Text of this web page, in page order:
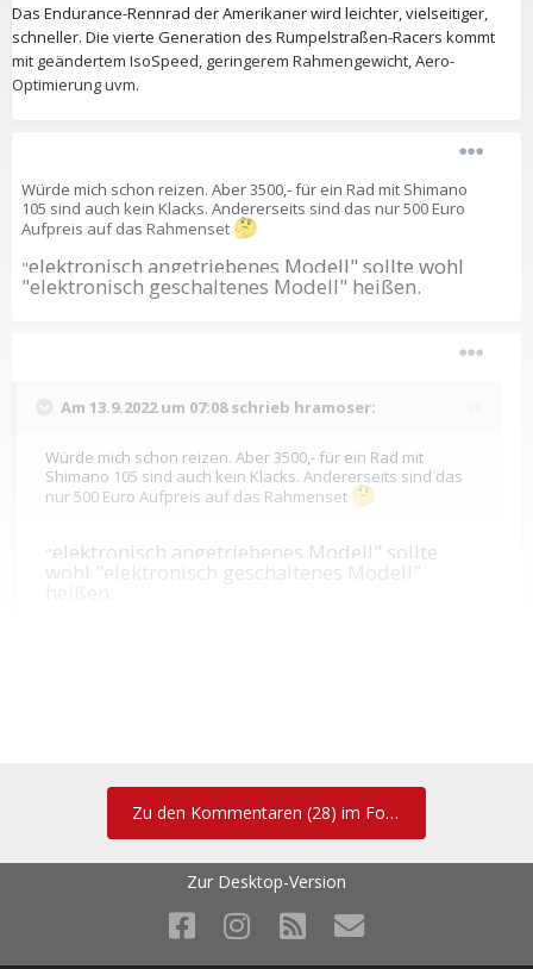
Das Endurance-Rennrad der Amerikaner wird leichter, vielseitiger,
schneller. Die vierte Generation des Rumpelstraßen-Racers kommt
mit geändertem IsoSpeed, geringerem Rahmengewicht, Aero-
Optimierung uvm.
Würde mich schon reizen. Aber 3500,- für ein Rad mit Shimano
105 sind auch kein Klacks. Andererseits sind das nur 500 Euro
Aufpreis auf das Rahmenset 🤔
"elektronisch angetriebenes Modell" sollte wohl
"elektronisch geschaltenes Modell" heißen.
Am 13.9.2022 um 07:08 schrieb hramoser:
Würde mich schon reizen. Aber 3500,- für ein Rad mit
Shimano 105 sind auch kein Klacks. Andererseits sind das
nur 500 Euro Aufpreis auf das Rahmenset 🤔
"elektronisch angetriebenes Modell" sollte
wohl "elektronisch geschaltenes Modell"
DAS! DAS! DAS! DAS!
Und dann schau ich wieder auf das Preisschild und bleib bei
meinen Chinabombern.
Zu den Kommentaren (28) im Forum
Zur Desktop-Version